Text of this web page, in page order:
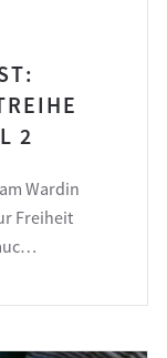
2
Wardin
Freiheit